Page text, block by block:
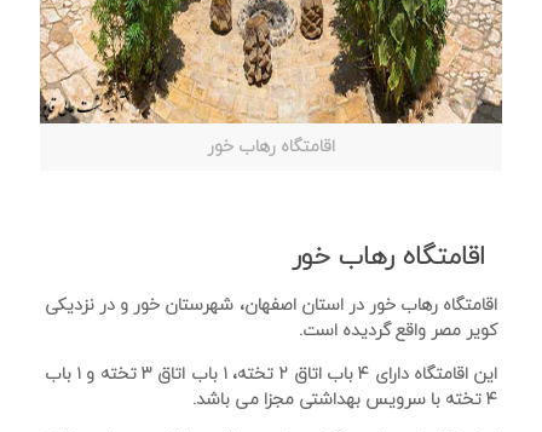
اقامتگاه رهاب خور
اقامتگاه رهاب خور
اقامتگاه رهاب خور در استان اصفهان، شهرستان خور و در نزدیکی
کویر مصر واقع گردیده است.
این اقامتگاه دارای ۴ باب اتاق ۲ تخته، ۱ باب اتاق ۳ تخته و ۱ باب
۴ تخته با سرویس بهداشتی مجزا می باشد.